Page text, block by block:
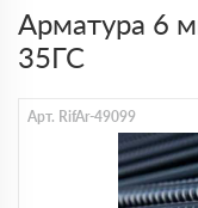
Арматура 6
35ГС
Арт. RifAr-49099